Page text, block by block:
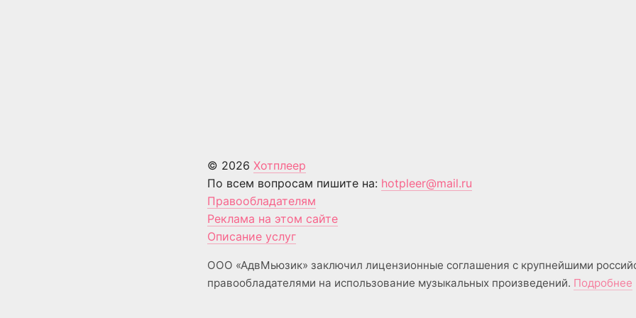
© 2026 Хотплеер
По всем вопросам пишите на: hotpleer@mail.ru
Правообладателям
Реклама на этом сайте
Описание услуг
ООО «АдвМьюзик» заключил лицензионные соглашения с крупнейшими
правообладателями на использование музыкальных произведений. Подробнее